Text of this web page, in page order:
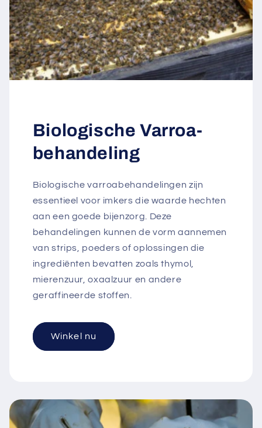
Biologische Varroa-
behandeling
Biologische varroabehandelingen zijn
essentieel voor imkers die waarde hechten
aan een goede bijenzorg. Deze
behandelingen kunnen de vorm aannemen
van strips, poeders of oplossingen die
ingrediënten bevatten zoals thymol,
mierenzuur, oxaalzuur en andere
geraffineerde stoffen.
Winkel nu